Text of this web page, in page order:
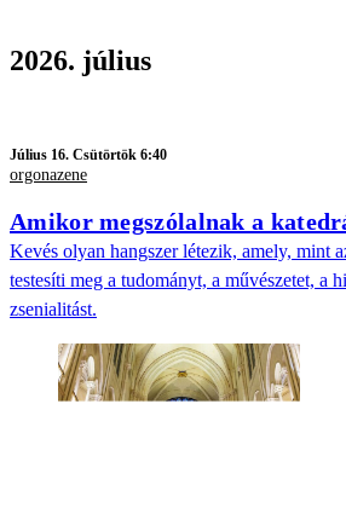
2026. július
Július 16. Csütörtök 6:40
orgonazene
Amikor megszólalnak a
Kevés olyan hangszer létezik, amely, mint
testesíti meg a tudományt, a művészetet, a
zsenialitást.